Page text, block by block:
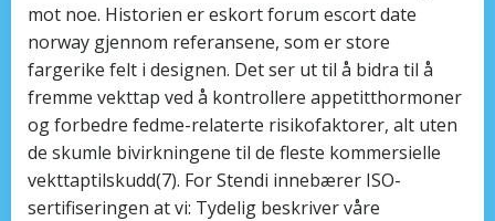
mot noe. Historien er eskort forum escort date
norway gjennom referansene, som er store
fargerike felt i designen. Det ser ut til å bidra til å
fremme vekttap ved å kontrollere appetitthormoner
og forbedre fedme-relaterte risikofaktorer, alt uten
de skumle bivirkningene til de fleste kommersielle
vekttaptilskudd(7). For Stendi innebærer ISO-
sertifiseringen at vi: Tydelig beskriver våre